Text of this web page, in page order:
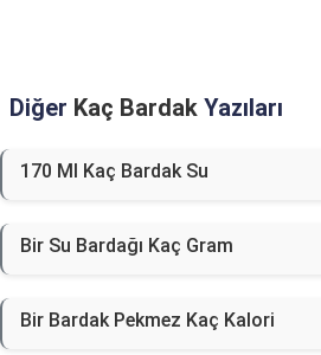
Diğer Kaç Bardak Yazıları
170 Ml Kaç Bardak Su
Bir Su Bardağı Kaç Gram
Bir Bardak Pekmez Kaç Kalori